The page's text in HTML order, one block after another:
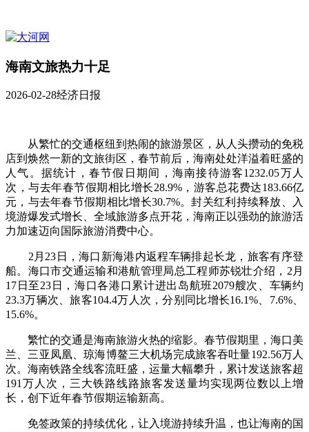
海南文旅热力十足
2026-02-28经济日报
从繁忙的交通枢纽到热闹的旅游景区，从人头攒动的免税
店到焕然一新的文旅街区，春节前后，海南处处洋溢着旺盛的
人气。据统计，春节假日期间，海南接待游客1232.05万人
次，与去年春节假期相比增长28.9%，游客总花费达183.66亿
元，与去年春节假期相比增长30.7%。封关红利持续释放、入
境游爆发式增长、全域旅游多点开花，海南正以强劲的旅游活
力加速迈向国际旅游消费中心。
2月23日，海口新海港内返程车辆排起长龙，旅客有序登
船。海口市交通运输和港航管理局总工程师苏锐壮介绍，2月
17日至23日，海口各港口累计进出岛航班2079艘次、车辆约
23.3万辆次、旅客104.4万人次，分别同比增长16.1%、7.6%、
15.6%。
繁忙的交通是海南旅游火热的缩影。春节假期里，海口美
兰、三亚凤凰、琼海博鳌三大机场完成旅客吞吐量192.56万人
次。海南铁路全线客流旺盛，运量大幅攀升，累计发送旅客超
191万人次，三大铁路线路旅客发送量均实现两位数以上增
长，创下近年春节假期运输新高。
免签政策的持续优化，让入境游持续升温，也让海南的国